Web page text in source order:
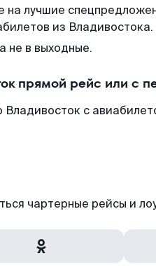
лучшие
из Владивостока.
не в выходные.
прямой рейс или с
с
чартерные рейсы и